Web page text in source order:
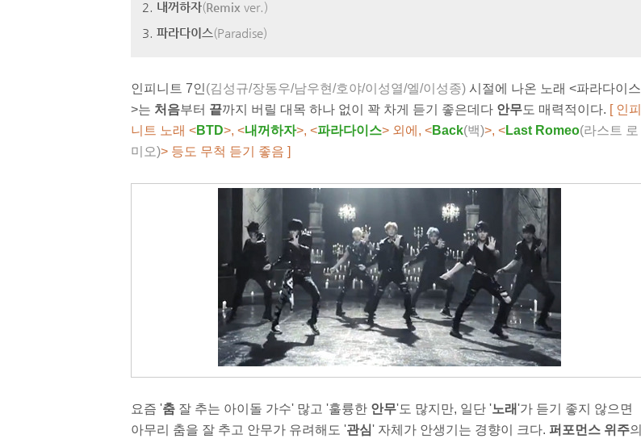
2. 내꺼하자(Remix ver.)
3. 파라다이스(Paradise)
인피니트 7인 (김성규/장동우/남우현/호야/이성열/엘/이성종) 시절에 나온 노래 <파라다이스
>는 처음부터 끝까지 버릴 대목 하나 없이 꽉 차게 듣기 좋은데다 안무도 매력적이다. [ 인피
니트 노래 <BTD>, <내꺼하자>, <파라다이스> 외에, <Back(백)>, <Last Romeo(라스트 로
미오)> 등도 무척 듣기 좋음 ]
요즘 '춤 잘 추는 아이돌 가수' 많고 '훌륭한 안무'도 많지만, 일단 '노래'가 듣기 좋지 않으면
아무리 춤을 잘 추고 안무가 유려해도 '관심' 자체가 안생기는 경향이 크다. 퍼포먼스 위주의